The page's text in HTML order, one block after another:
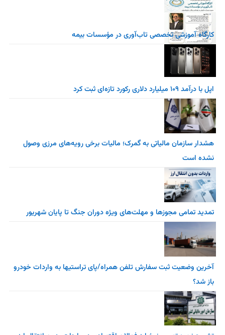
کارگاه آموزشی تخصصی تاب‌آوری در مؤسسات بیمه
اپل با درآمد ۱۰۹ میلیارد دلاری رکورد تازه‌ای ثبت کرد
هشدار سازمان مالیاتی به گمرک؛ مالیات برخی رویه‌های مرزی وصول
نشده است
تمدید تمامی مجوزها و مهلت‌های ویژه دوران جنگ تا پایان شهریور
آخرین وضعیت ثبت سفارش تلفن همراه/پای تراستیها به واردات خودرو
باز شد؟